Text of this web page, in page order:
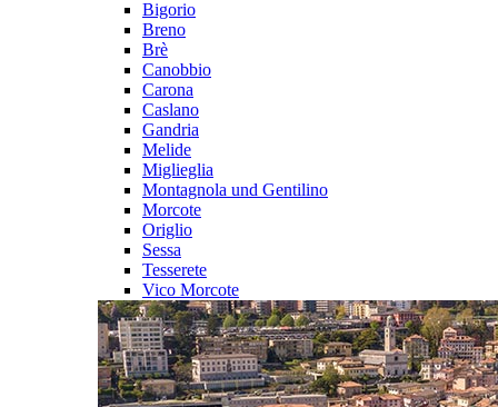
Bigorio
Breno
Brè
Canobbio
Carona
Caslano
Gandria
Melide
Miglieglia
Montagnola und Gentilino
Morcote
Origlio
Sessa
Tesserete
Vico Morcote